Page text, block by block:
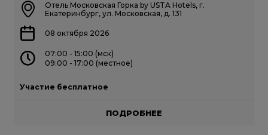
Отель Московская Горка by USTA Hotels, г.
Екатеринбург, ул. Московская, д. 131
08 октября 2026
07:00 - 15:00 (мск)
09:00 - 17:00 (местное)
Участие бесплатное
ПОДРОБНЕЕ